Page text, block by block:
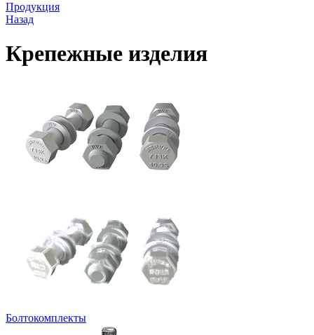
Продукция
Назад
Крепежные изделия
Болтокомплекты